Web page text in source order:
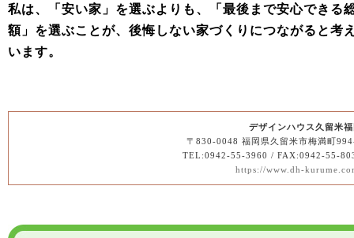
私は、「安い家」を選ぶよりも、「最後まで安心できる
額」を選ぶことが、後悔しない家づくりにつながると考
います。
デザインハウス久留米
〒830-0048 福岡県久留米市梅満町
TEL:0942-55-3960 / FAX:0942-55-
https://www.dh-